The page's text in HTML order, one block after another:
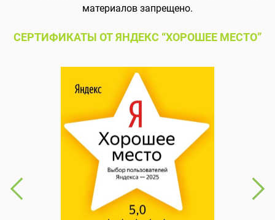
материалов запрещено.
СЕРТИФИКАТЫ ОТ ЯНДЕКС “ХОРОШЕЕ МЕСТО”